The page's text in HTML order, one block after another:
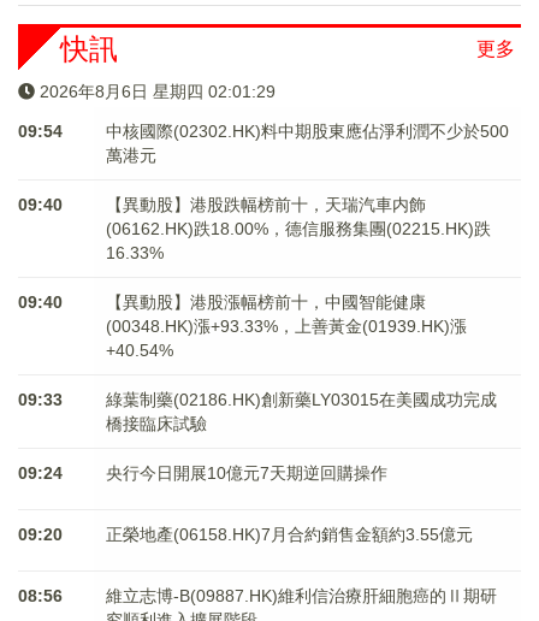
更多
快訊
2026年8月6日 星期四 02:01:30
09:54
中核國際(02302.HK)料中期股東應佔淨利潤不少於500
萬港元
09:40
【異動股】港股跌幅榜前十，天瑞汽車内飾
(06162.HK)跌18.00%，德信服務集團(02215.HK)跌
16.33%
09:40
【異動股】港股漲幅榜前十，中國智能健康
(00348.HK)漲+93.33%，上善黃金(01939.HK)漲
+40.54%
09:33
綠葉制藥(02186.HK)創新藥LY03015在美國成功完成
橋接臨床試驗
09:24 央行今日開展10億元7天期逆回購操作
09:20 正榮地產(06158.HK)7月合約銷售金額約3.55億元
08:56
維立志博-B(09887.HK)維利信治療肝細胞癌的Ⅱ期研